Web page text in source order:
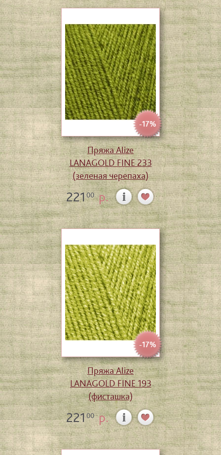
-17%
Пряжа Alize
LANAGOLD FINE 233
(зеленая черепаха)
22100р.
-17%
Пряжа Alize
LANAGOLD FINE 193
(фисташка)
22100р.